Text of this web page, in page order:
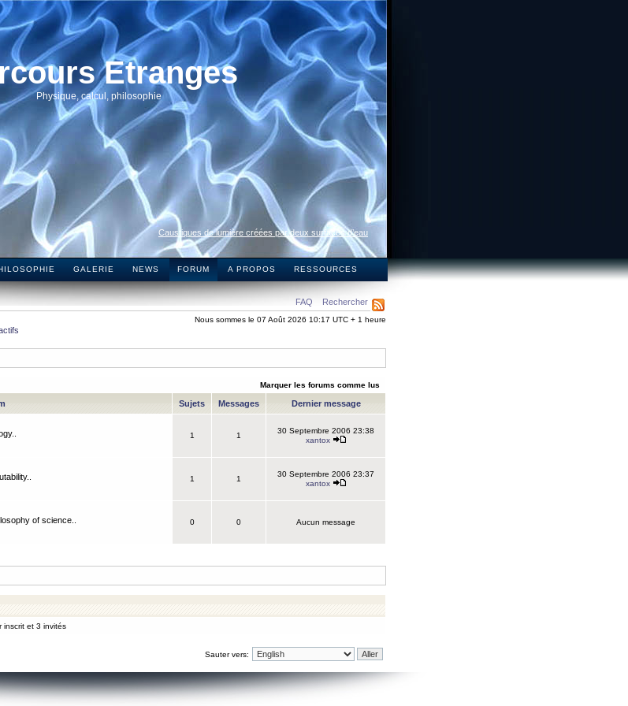
Etranges
Physique, calcul, philosophie
Caustiques de lumière créées par deux surfaces d’eau
GALERIE NEWS FORUM A PROPOS RESSOURCES
FAQ Rechercher
Nous sommes le 07 Août 2026 10:17 UTC + 1 heure
Marquer les forums comme lus
Sujets Messages Dernier message
1 1
30 Septembre 2006 23:38
xantox
1 1
30 Septembre 2006 23:37
xantox
of science..
0 0 Aucun message
inscrit et 3 invités
Sauter vers: